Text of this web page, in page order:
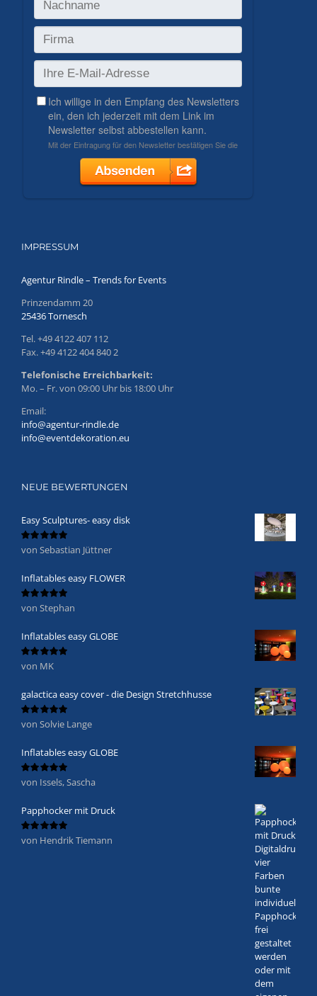
IMPRESSUM
Agentur Rindle – Trends for Events
Prinzendamm 20
25436 Tornesch
Tel. +49 4122 407 112
Fax. +49 4122 404 840 2
Telefonische Erreichbarkeit:
Mo. – Fr. von 09:00 Uhr bis 18:00 Uhr
Email:
info@agentur-rindle.de
info@eventdekoration.eu
NEUE BEWERTUNGEN
Easy Sculptures- easy disk
Bewertet
von Sebastian Jüttner
Inflatables easy FLOWER
Bewertet
von 5
von Stephan
Inflatables easy GLOBE
Bewertet
von MK
galactica easy cover - die Design Stretchhusse
Bewertet
von Solvie Lange
Inflatables easy GLOBE
Bewertet
von Issels, Sascha
Papphocker mit Druck
Bewertet
von Hendrik Tiemann